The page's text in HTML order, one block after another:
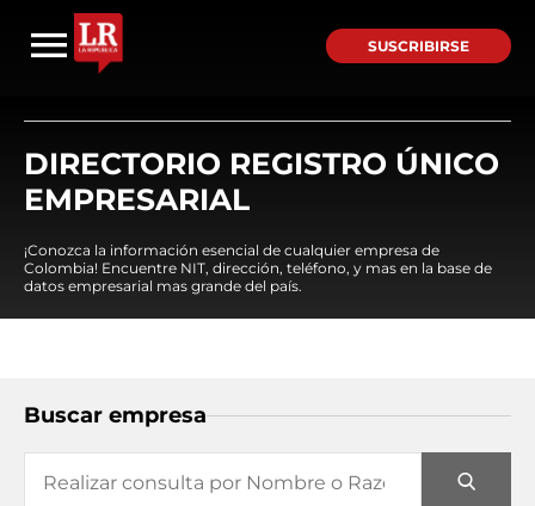
SUSCRIBIRSE
DIRECTORIO REGISTRO ÚNICO
EMPRESARIAL
¡Conozca la información esencial de cualquier empresa de
Colombia! Encuentre NIT, dirección, teléfono, y mas en la base de
datos empresarial mas grande del país.
Buscar empresa